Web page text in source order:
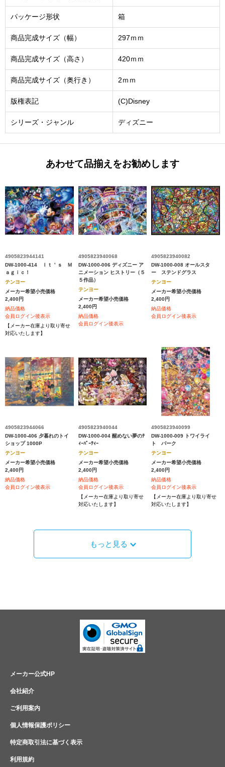
パッケージ形状 箱
商品完成サイズ（幅） 297ｍｍ
商品完成サイズ（高さ） 420ｍｍ
商品完成サイズ（奥行き） 2ｍｍ
版権表記 (C)Disney
シリーズ・ジャンル ディズニー
あわせて品揃えをお勧めします
4905823944141
DW-1000-414 Ｉｔ＇ｓ Ｍ
ａｇｉｃ！
テンヨー
メーカー希望小売価格
2,400円
納品価格
会員ログイン後表示
【メーカー在庫より取り寄せ
対応いたします】
4905823940068
DW-1000-006 ディズニー ア
ニメーション ヒストリー（５
５作品）
テンヨー
メーカー希望小売価格
2,400円
納品価格
会員ログイン後表示
4905823940082
DW-1000-008 オールスタ
ー ステンドグラス
テンヨー
メーカー希望小売価格
2,400円
納品価格
会員ログイン後表示
4905823944066
DW-1000-406 夕暮れのトイ
ショップ 1000P
テンヨー
メーカー希望小売価格
2,400円
納品価格
会員ログイン後表示
4905823940044
DW-1000-004 醒めない夢のﾃ
ｨｰﾊﾟｰﾃｨｰ
テンヨー
メーカー希望小売価格
2,400円
納品価格
会員ログイン後表示
【メーカー在庫より取り寄せ
対応いたします】
4905823940099
DW-1000-009 トワイライ
ト パーク
テンヨー
メーカー希望小売価格
2,400円
納品価格
会員ログイン後表示
【メーカー在庫より取り寄せ
対応いたします】
もっと見る
メーカー公式HP
会社紹介
ご利用案内
個人情報保護ポリシー
特定商取引法に基づく表示
利用規約